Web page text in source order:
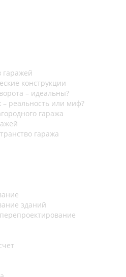
гаражей
конструкции
– идеальны?
реальность или миф?
гаража
гаража
зданий